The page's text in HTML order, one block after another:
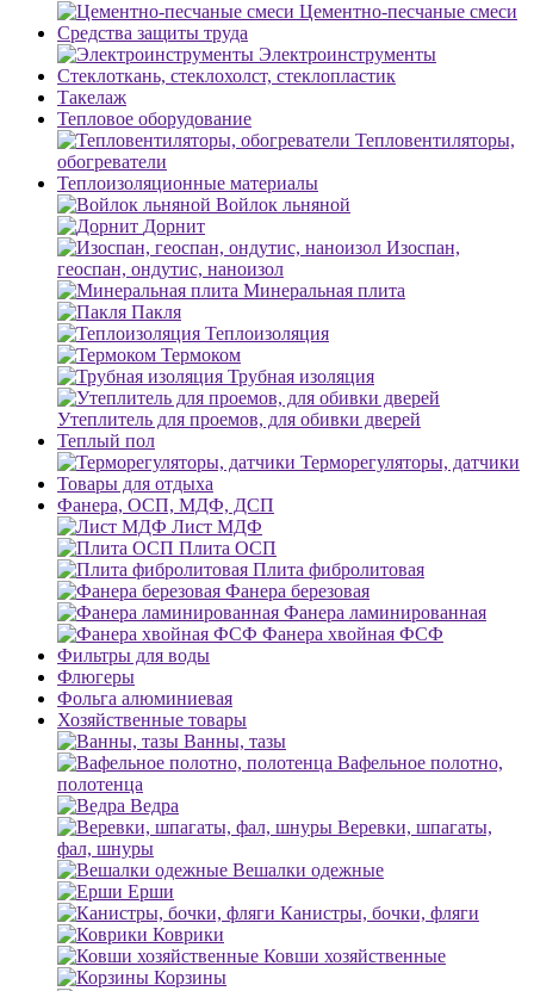
Цементно-песчаные смеси
Средства защиты труда
Электроинструменты
Стеклоткань, стеклохолст, стеклопластик
Такелаж
Тепловое оборудование
Тепловентиляторы,
обогреватели
Теплоизоляционные материалы
Войлок льняной
Дорнит
Изоспан,
геоспан, ондутис, наноизол
Минеральная плита
Пакля
Теплоизоляция
Термоком
Трубная изоляция
Утеплитель для проемов, для обивки дверей
Теплый пол
Терморегуляторы, датчики
Товары для отдыха
Фанера, ОСП, МДФ, ДСП
Лист МДФ
Плита ОСП
Плита фибролитовая
Фанера березовая
Фанера ламинированная
Фанера хвойная ФСФ
Фильтры для воды
Флюгеры
Фольга алюминиевая
Хозяйственные товары
Ванны, тазы
Вафельное полотно,
полотенца
Ведра
Веревки, шпагаты,
фал, шнуры
Вешалки одежные
Ерши
Канистры, бочки, фляги
Коврики
Ковши хозяйственные
Корзины